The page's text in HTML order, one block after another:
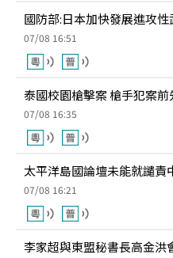
國防部:日本加快發展進攻
07/08 16:51
泰國校園槍擊案 槍手犯案
07/08 16:35
太平洋島國論壇未能就譴責
07/08 16:21
李家超與東盟秘書長高金洪